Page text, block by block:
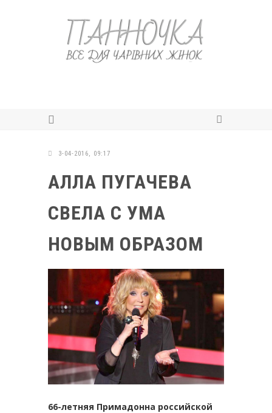
3-04-2016, 09:17
АЛЛА ПУГАЧЕВА
СВЕЛА С УМА
НОВЫМ ОБРАЗОМ
66-летняя Примадонна российской